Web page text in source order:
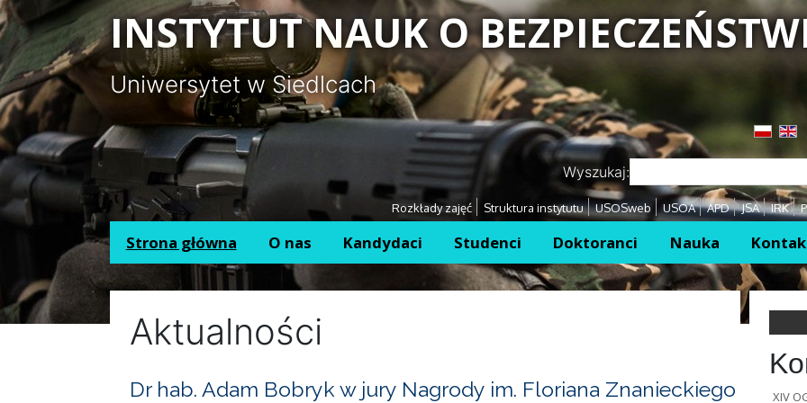
Panel zarządzania plikami cookies
INSTYTUT NAUK O
Uniwersytet w Siedlcach
Przejdź
Przejdź
Wyszukaj:
Rozkłady zajęć Struktura instytutu USOSweb USOA APD JSA IRK
Strona główna O nas Kandydaci Studenci Doktoranci Nauka
Aktualności
Dr hab. Adam Bobryk w jury Nagrody im. Floriana Znanieckiego XIV